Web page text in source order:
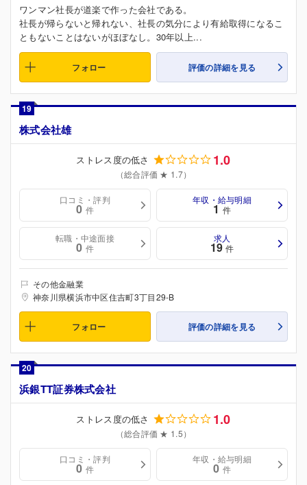
ワンマン社長が道楽で作った会社である。
社長が帰らないと帰れない、社長の気分により有給取得になるこ
ともないことはないがほぼなし。30年以上...
フォロー 評価の詳細を見る
19
株式会社雄
ストレス度の低さ 1.0
（総合評価 ★ 1.7）
口コミ・評判
0 件
年収・給与明細
1 件
転職・中途面接
0 件
求人
19 件
その他金融業
神奈川県横浜市中区住吉町3丁目29-B
フォロー 評価の詳細を見る
20
浜銀TT証券株式会社
ストレス度の低さ 1.0
（総合評価 ★ 1.5）
口コミ・評判
0 件
年収・給与明細
0 件